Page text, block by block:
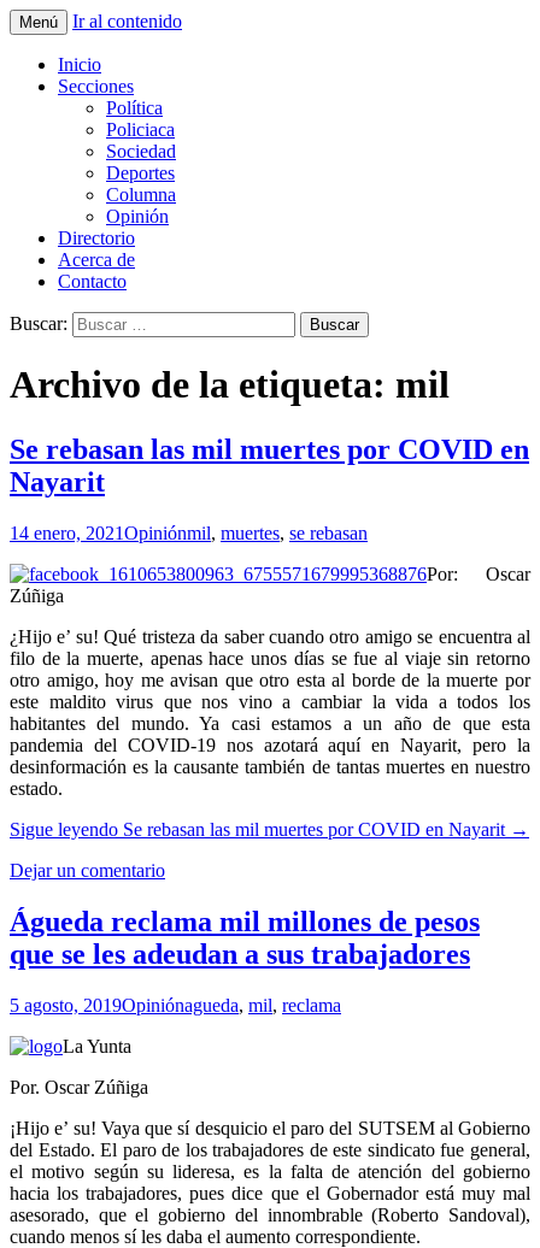
La Yunta de Tepic
Menú Ir al contenido
Inicio
Secciones
Política
Policiaca
Sociedad
Deportes
Columna
Opinión
Directorio
Acerca de
Contacto
Buscar:
Archivo de la etiqueta: mil
Se rebasan las mil muertes por COVID en
Nayarit
14 enero, 2021Opiniónmil, muertes, se rebasan
Por: Oscar
Zúñiga
¿Hijo e’ su! Qué tristeza da saber cuando otro amigo se encuentra al
filo de la muerte, apenas hace unos días se fue al viaje sin retorno
otro amigo, hoy me avisan que otro esta al borde de la muerte por
este maldito virus que nos vino a cambiar la vida a todos los
habitantes del mundo. Ya casi estamos a un año de que esta
pandemia del COVID-19 nos azotará aquí en Nayarit, pero la
desinformación es la causante también de tantas muertes en nuestro
estado.
Sigue leyendo Se rebasan las mil muertes por COVID en Nayarit →
Dejar un comentario
Águeda reclama mil millones de pesos
que se les adeudan a sus trabajadores
5 agosto, 2019Opiniónagueda, mil, reclama
La Yunta
Por. Oscar Zúñiga
¡Hijo e’ su! Vaya que sí desquicio el paro del SUTSEM al Gobierno
del Estado. El paro de los trabajadores de este sindicato fue general,
el motivo según su lideresa, es la falta de atención del gobierno
hacia los trabajadores, pues dice que el Gobernador está muy mal
asesorado, que el gobierno del innombrable (Roberto Sandoval),
cuando menos sí les daba el aumento correspondiente.